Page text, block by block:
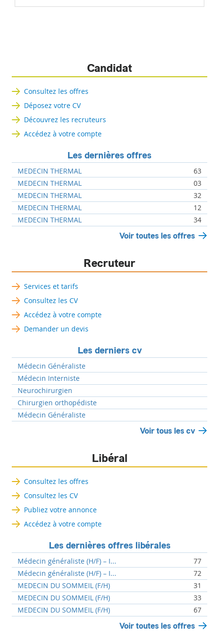
Candidat
Consultez les offres
Déposez votre CV
Découvrez les recruteurs
Accédez à votre compte
Les dernières offres
MEDECIN THERMAL
63
MEDECIN THERMAL
03
MEDECIN THERMAL
32
MEDECIN THERMAL
12
MEDECIN THERMAL
34
Voir toutes les offres
Recruteur
Services et tarifs
Consultez les CV
Accédez à votre compte
Demander un devis
Les derniers cv
Médecin Généraliste
Médecin Interniste
Neurochirurgien
Chirurgien orthopédiste
Médecin Généraliste
Voir tous les cv
Libéral
Consultez les offres
Consultez les CV
Publiez votre annonce
Accédez à votre compte
Les dernières offres libérales
Médecin généraliste (H/F) – I...
77
Médecin généraliste (H/F) – I...
72
MEDECIN DU SOMMEIL (F/H)
31
MEDECIN DU SOMMEIL (F/H)
33
MEDECIN DU SOMMEIL (F/H)
67
Voir toutes les offres